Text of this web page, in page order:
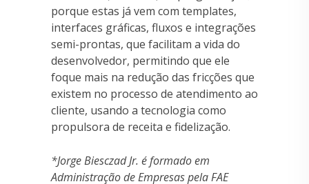
porque estas já vem com templates,
interfaces gráficas, fluxos e integrações
semi-prontas, que facilitam a vida do
desenvolvedor, permitindo que ele
foque mais na redução das fricções que
existem no processo de atendimento ao
cliente, usando a tecnologia como
propulsora de receita e fidelização.
*Jorge Biesczad Jr. é formado em
Administração de Empresas pela FAE